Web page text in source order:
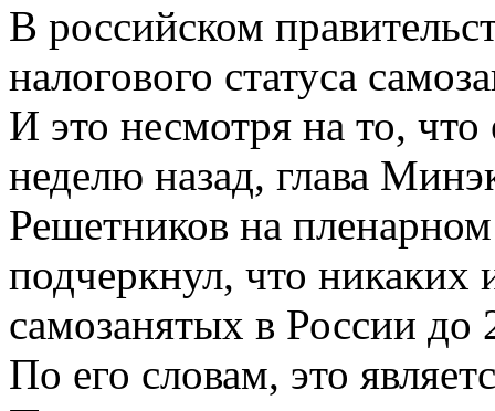
В российском
налогового статуса
И это несмотря на то,
неделю назад, глава
Решетников на
подчеркнул, что
самозанятых в России до
По его словам, это